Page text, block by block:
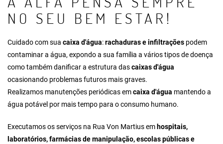
NO SEU BEM ESTAR!
Cuidado com sua caixa d'água:rachaduras e infiltrações podem
contaminar a água, expondo a sua família a vários tipos de doença
como também danificar a estrutura dascaixas d'água
ocasionando problemas futuros mais graves.
Realizamos manutenções periódicas emcaixa d'água mantendo a
água potável por mais tempo para o consumo humano.
Executamos os serviços na Rua Von Martius em hospitais,
laboratórios, farmácias de manipulação, escolas públicas e